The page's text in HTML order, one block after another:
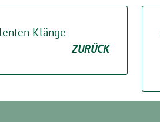
Klänge
ZURÜCK